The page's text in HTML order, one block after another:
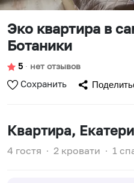
Эко квартира в
Ботаники
5 ∙ нет отзывов
Сохранить
Квартира,
4 гостя ∙ 2 кровати ∙ 1